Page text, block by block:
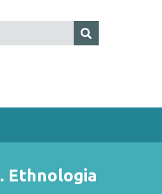
Ethnologia